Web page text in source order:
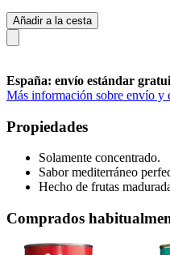
Añadir a la cesta
España: envío estándar
Más información sobre envío y
Propiedades
Solamente concentrado.
Sabor mediterráneo
Hecho de frutas
Comprados